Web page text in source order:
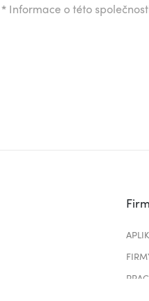
* Informace o této